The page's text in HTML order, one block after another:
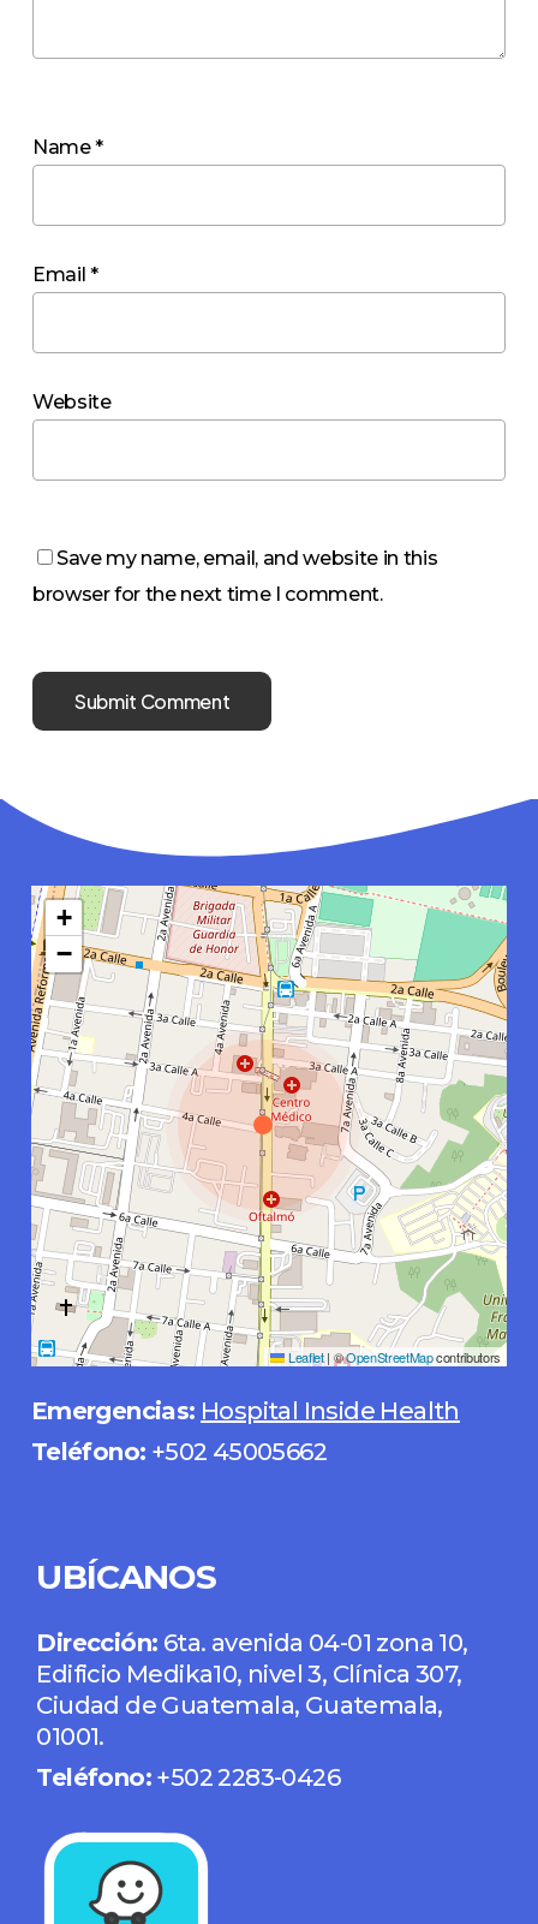
Name*
Email *
Website
Save my name, email, and website in this
browser for the next time I comment.
+
−
Leaflet | ©OpenStreetMapcontributors
Emergencias: Hospital Inside Health
Teléfono: +502 45005662
UBÍCANOS
Dirección: 6ta. avenida 04-01 zona 10,
Edificio Medika10, nivel 3, Clínica 307,
Ciudad de Guatemala, Guatemala,
01001.
Teléfono:+502 2283-0426